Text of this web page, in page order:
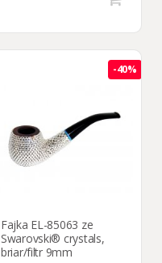
-40%
Fajka EL-85063 ze
Swarovski® crystals,
briar/filtr 9mm